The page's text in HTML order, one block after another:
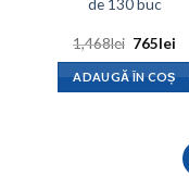
de 130 buc
1,468lei Prețul
a
fost:
1,468lei.
765lei
ADAUGĂ ÎN COȘ